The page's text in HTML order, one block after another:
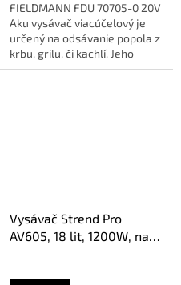
FIELDMANN FDU 70705-0 20V
Aku vysávač viacúčelový je
určený na odsávanie popola z
krbu, grilu, či kachlí. Jeho
súčasťou je zberná nádoba...
Vysávač Strend Pro
AV605, 18 lit, 1200W, na